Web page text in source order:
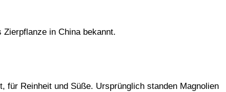
in China bekannt.
für Reinheit und Süße. Ursprünglich standen Magnolien